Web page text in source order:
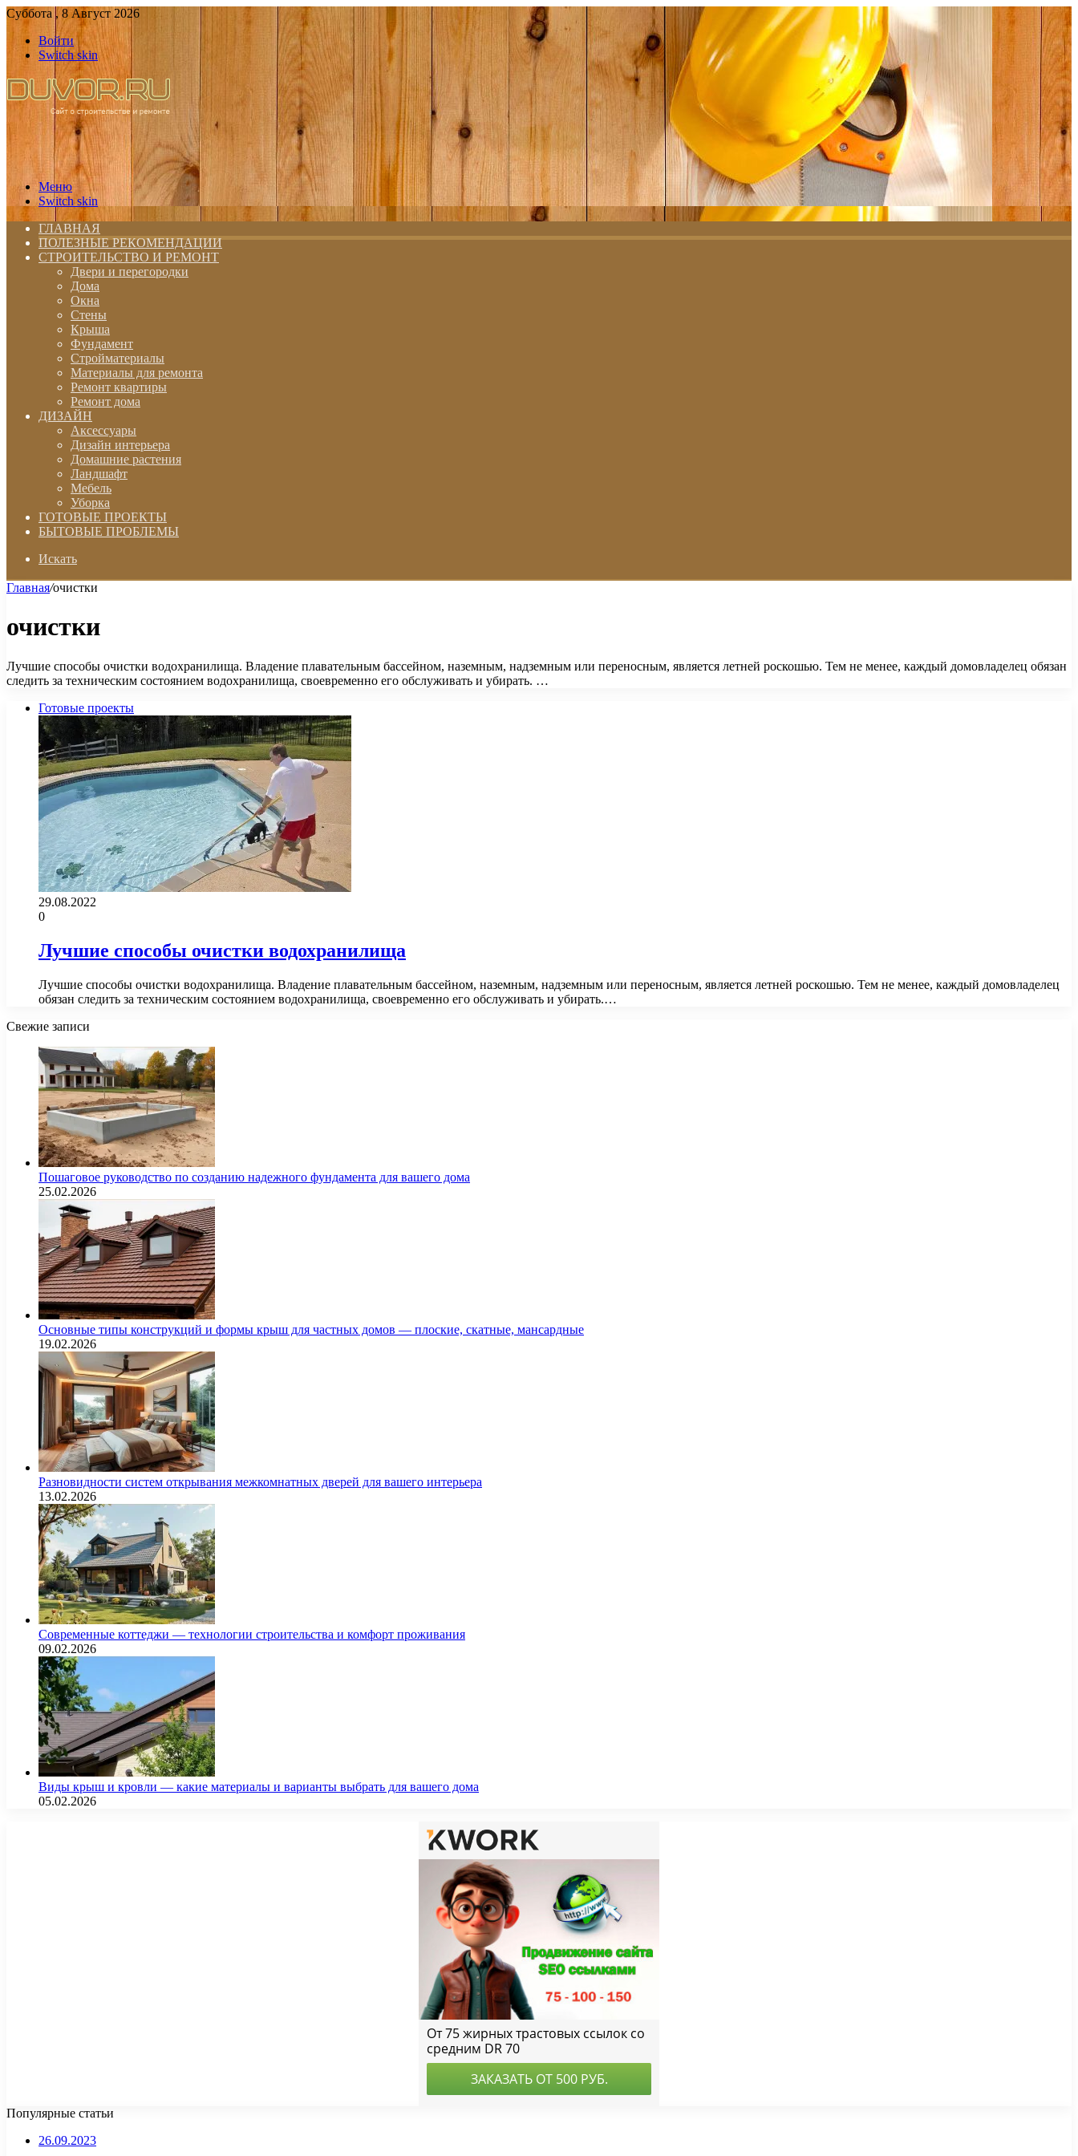
Суббота , 8 Август 2026
Войти
Switch skin
Меню
Switch skin
ГЛАВНАЯ
ПОЛЕЗНЫЕ РЕКОМЕНДАЦИИ
СТРОИТЕЛЬСТВО И РЕМОНТ
Двери и перегородки
Дома
Окна
Стены
Крыша
Фундамент
Стройматериалы
Материалы для ремонта
Ремонт квартиры
Ремонт дома
ДИЗАЙН
Аксессуары
Дизайн интерьера
Домашние растения
Ландшафт
Мебель
Уборка
ГОТОВЫЕ ПРОЕКТЫ
БЫТОВЫЕ ПРОБЛЕМЫ
Искать
Главная/очистки
очистки
Лучшие способы очистки водохранилища. Владение плавательным бассейном, наземным, надземным или переносным, является летней роскошью. Тем не менее, каждый домовладелец обязан
следить за техническим состоянием водохранилища, своевременно его обслуживать и убирать. …
Готовые проекты
29.08.2022
0
Лучшие способы очистки водохранилища
Лучшие способы очистки водохранилища. Владение плавательным бассейном, наземным, надземным или переносным, является летней роскошью. Тем не менее, каждый домовладелец
обязан следить за техническим состоянием водохранилища, своевременно его обслуживать и убирать.…
Свежие записи
Пошаговое руководство по созданию надежного фундамента для вашего дома
25.02.2026
Основные типы конструкций и формы крыш для частных домов — плоские, скатные, мансардные
19.02.2026
Разновидности систем открывания межкомнатных дверей для вашего интерьера
13.02.2026
Современные коттеджи — технологии строительства и комфорт проживания
09.02.2026
Виды крыш и кровли — какие материалы и варианты выбрать для вашего дома
05.02.2026
Популярные статьи
26.09.2023